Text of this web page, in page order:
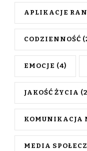
APLIKACJE
CODZIENNOŚĆ
EMOCJE (4)
JAKOŚĆ ŻYCIA
KOMUNIKACJA
MEDIA